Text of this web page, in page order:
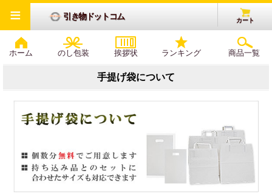
引き物ドットコム カート
ホーム のし包装 挨拶状 ランキング 商品一覧
≡
手提げ袋について